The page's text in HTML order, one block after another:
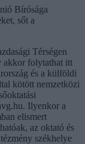
Bírósága
sőt a
Térségen
akkor folytathat itt
és a külföldi
kötött nemzetközi
Ilyenkor a
elismert
az oktató és
székhelye